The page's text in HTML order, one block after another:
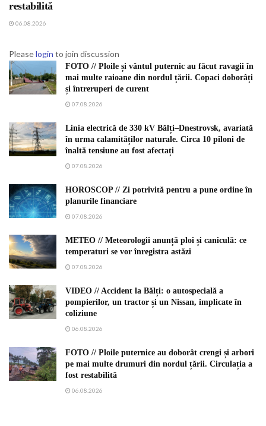
restabilită
06.08.2026
Pleaselogin to join discussion
FOTO // Ploile și vântul puternic au făcut ravagii în
mai multe raioane din nordul țării. Copaci doborâți
și întreruperi de curent
07.08.2026
Linia electrică de 330 kV Bălți–Dnestrovsk, avariată
în urma calamităților naturale. Circa 10 piloni de
înaltă tensiune au fost afectați
07.08.2026
HOROSCOP // Zi potrivită pentru a pune ordine în
planurile financiare
07.08.2026
METEO // Meteorologii anunță ploi și caniculă: ce
temperaturi se vor înregistra astăzi
07.08.2026
VIDEO // Accident la Bălți: o autospecială a
pompierilor, un tractor și un Nissan, implicate în
coliziune
06.08.2026
FOTO // Ploile puternice au doborât crengi și arbori
pe mai multe drumuri din nordul țării. Circulația a
fost restabilită
06.08.2026